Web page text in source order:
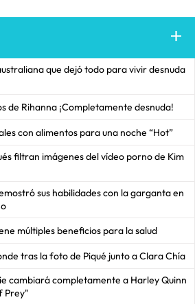
que dejó todo para vivir desnuda
de Rihanna ¡Completamente desnuda!
con alimentos para una noche “Hot”
filtran imágenes del vídeo porno de Kim
sus habilidades con la garganta en
múltiples beneficios para la salud
tras la foto de Piqué junto a Clara Chía
cambiará completamente a Harley Quinn
Prey"